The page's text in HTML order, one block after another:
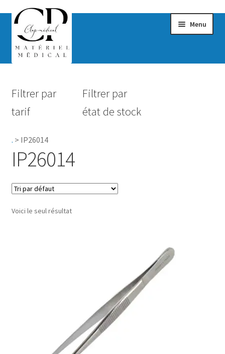
Menu
Hygiène
Accessoires Salle de bain
Filtrer par
tarif
Filtrer par
état de stock
. > IP26014
IP26014
Voici le seul résultat